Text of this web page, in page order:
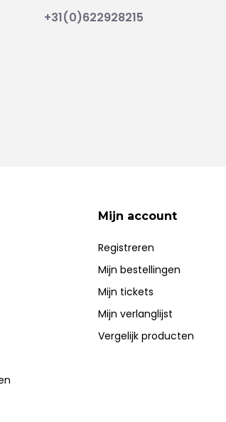
+31(0)622928215
Mijn account
Registreren
Mijn bestellingen
Mijn tickets
Mijn verlanglijst
Vergelijk producten